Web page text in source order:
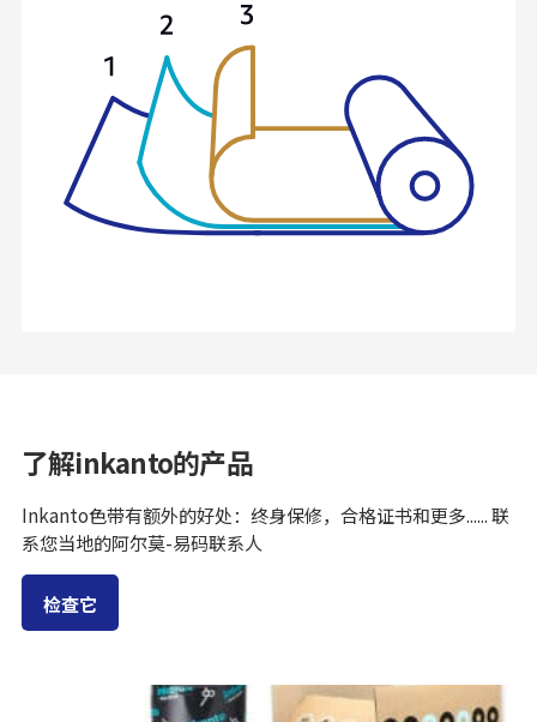
了解inkanto的产品
Inkanto色带有额外的好处：终身保修，合格证书和更多...... 联
系您当地的阿尔莫-易码联系人
检查它